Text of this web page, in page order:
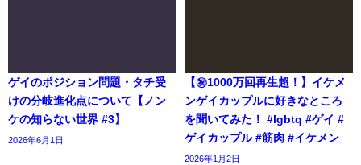
ゲイのポジション問題・タチ受
けの分岐進化点について【ノン
ケの知らない世界 #3】
2026年6月1日
【㊗️1000万回再生超！】イケメ
ンゲイカップルに好きなところ
を聞いてみた！ #lgbtq #ゲイ #
ゲイカップル #筋肉 #イケメン
2026年1月2日